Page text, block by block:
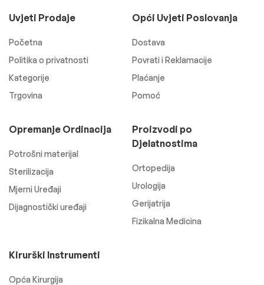
Uvjeti Prodaje
Početna
Politika o privatnosti
Kategorije
Trgovina
Opći Uvjeti Poslovanja
Dostava
Povrati i Reklamacije
Plaćanje
Pomoć
Opremanje Ordinacija
Potrošni materijal
Sterilizacija
Mjerni Uređaji
Dijagnostički uređaji
Proizvodi po
Djelatnostima
Ortopedija
Urologija
Gerijatrija
Fizikalna Medicina
Kirurški Instrumenti
Opća Kirurgija